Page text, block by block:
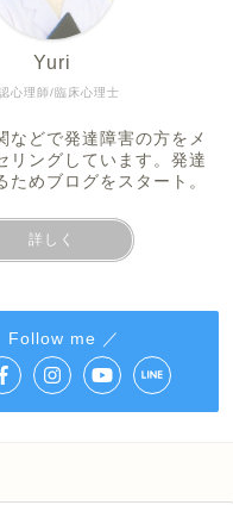
心理師/臨床心理士
Yuri
などで発達障害の方をメ
リングしています。発達
ためブログをスタート。
詳しく
Follow me ／